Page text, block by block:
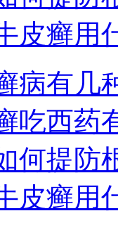
皮癣用
病有几
吃西药
何提防
皮癣用